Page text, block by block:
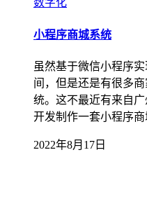
数字化
小程序商城系统
虽然基于微信小程序
间，但是还是有很多
统。这不最近有来自
开发制作一套小程序
2022年8月17日